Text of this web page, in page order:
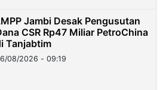
Jambi Desak Pengusutan
CSR Rp47 Miliar PetroChina
Tanjabtim
08/2026 - 09:19